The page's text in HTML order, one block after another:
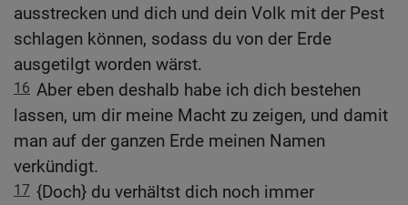
ausstrecken und dich und dein Volk mit der Pest
schlagen können, sodass du von der Erde
ausgetilgt worden wärst.
16 Aber eben deshalb habe ich dich bestehen
lassen, um dir meine Macht zu zeigen, und damit
man auf der ganzen Erde meinen Namen
verkündigt.
17 {Doch} du verhältst dich noch immer